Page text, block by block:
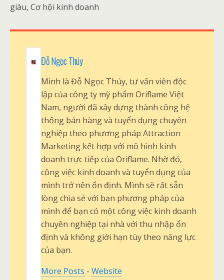
giàu, Cơ hội kinh doanh
Đỗ Ngọc Thúy
Mình là Đỗ Ngọc Thúy, tư vấn viên độc
lập của công ty mỹ phẩm Oriflame Việt
Nam, người đã xây dựng thành công hệ
thống bán hàng và tuyển dụng chuyên
nghiệp theo phương pháp Attraction
Marketing kết hợp với mô hình kinh
doanh trực tiếp của Oriflame. Nhờ đó,
công việc kinh doanh và tuyển dụng của
mình trở nên ổn định. Mình sẽ rất sẵn
lòng chia sẻ với bạn phương pháp của
mình để bạn có một công việc kinh doanh
chuyên nghiệp tại nhà với thu nhập ổn
định và không giới hạn tùy theo năng lực
của bạn.
More Posts -Website